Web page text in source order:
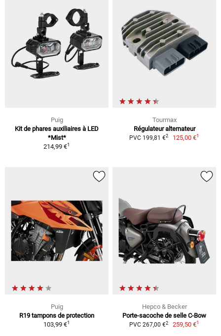
Puig
Kit de phares auxiliaires à LED
*Mist*
214,99 €1
Tourmax
Régulateur alternateur
PVC 199,81 €2 125,00 €1
Puig
R19 tampons de protection
103,99 €1
Hepco & Becker
Porte-sacoche de selle C-Bow
PVC 267,00 €2 259,50 €1